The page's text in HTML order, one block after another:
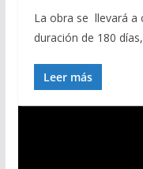
La obra se llevará a
duración de 180
Leer más